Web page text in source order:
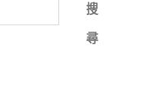
搜
尋